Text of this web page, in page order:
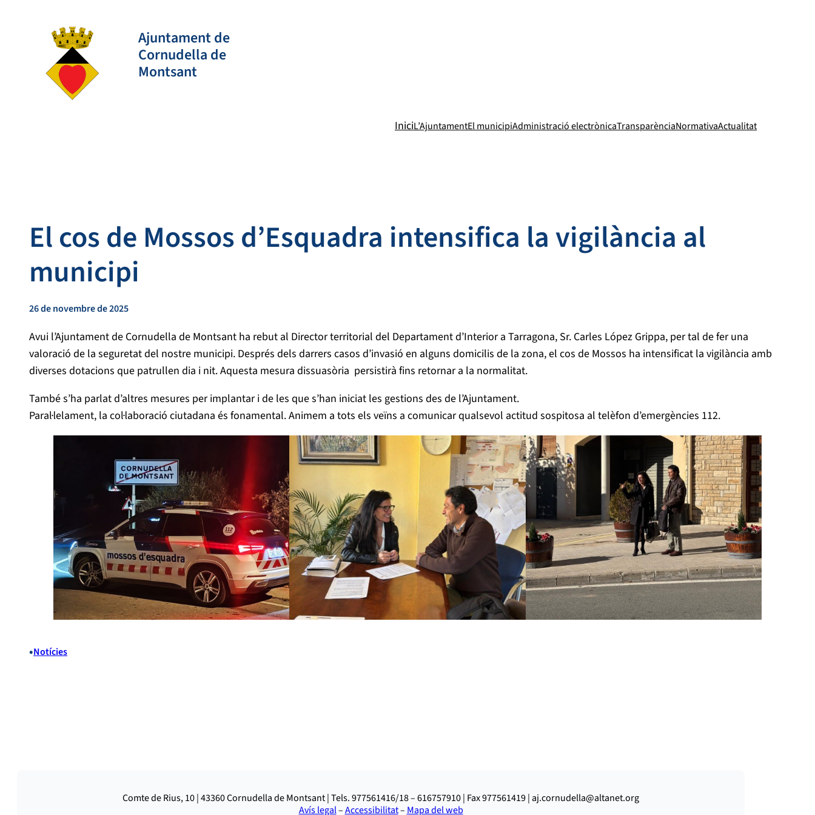
Ajuntament de
Cornudella de
Montsant
IniciL’AjuntamentEl municipiAdministració electrònicaTransparènciaNormativaActualitat
El cos de Mossos d’Esquadra intensifica la vigilància al
municipi
26 de novembre de 2025
Avui l’Ajuntament de Cornudella de Montsant ha rebut al Director territorial del Departament d’Interior a Tarragona, Sr. Carles López Grippa, per tal de fer una
valoració de la seguretat del nostre municipi. Després dels darrers casos d’invasió en alguns domicilis de la zona, el cos de Mossos ha intensificat la vigilància amb
diverses dotacions que patrullen dia i nit. Aquesta mesura dissuasòria persistirà fins retornar a la normalitat.
També s’ha parlat d’altres mesures per implantar i de les que s’han iniciat les gestions des de l’Ajuntament.
Paral·lelament, la col·laboració ciutadana és fonamental. Animem a tots els veïns a comunicar qualsevol actitud sospitosa al telèfon d’emergències 112.
•Notícies
Comte de Rius, 10 | 43360 Cornudella de Montsant | Tels. 977561416/18 – 616757910 | Fax 977561419 | aj.cornudella@altanet.org
Avís legal–Accessibilitat– Mapa del web